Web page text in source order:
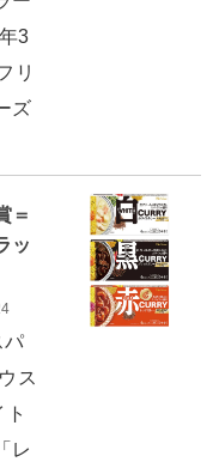
3
リ
ズ
＝
ッ
ス
レ